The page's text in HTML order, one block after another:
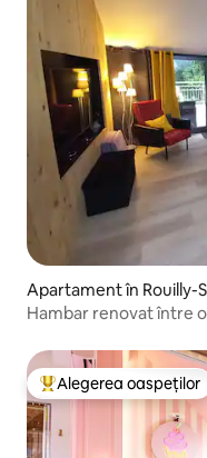
Apartament în Rouilly-
Hambar renovat între
Locuință din topul
Alegerea oaspeților